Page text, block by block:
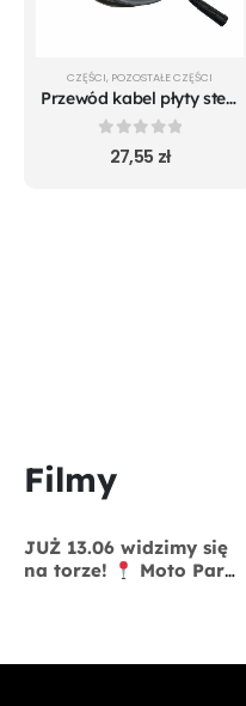
CZĘŚCI, POZOSTAŁE CZĘŚCI
Przewód kabel płyty sterowania wyświetlacza Xiaomi m365 Pro 2 1S Essential
out of 5
27,55 zł
Filmy
JUŻ 13.06 widzimy się
na torze!
Moto Park